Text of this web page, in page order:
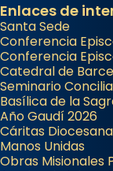
Enlaces de
Santa Sede
Conferencia
Conferencia
Catedral de
Seminario
Basílica de la
Año Gaudí 2026
Cáritas
Manos Unidas
Obras Misionales